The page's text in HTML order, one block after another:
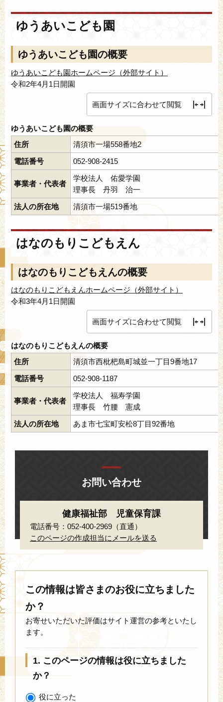
ゆうあいこども園
ゆうあいこども園の概要
ゆうあいこども園ホームページ（外部サイト）
令和2年4月1日開園
画面サイズに合わせて閲覧
ゆうあいこども園の概要
住所
清須市一場558番地2
電話番号
052-908-2415
事業者・代表者
学校法人 佑愛学園
理事長 丹羽 治一
法人の所在地
清須市一場519番地
はなのもりこどもえん
はなのもりこどもえんの概要
はなのもりこどもえんホームページ（外部サイト）
令和3年4月1日開園
画面サイズに合わせて閲覧
はなのもりこどもえんの概要
住所
清須市西枇杷島町城並一丁目9番地17
電話番号
052-908-1187
事業者・代表者
学校法人 福寿学園
理事長 竹腰 憲成
法人の所在地
あま市七宝町安松8丁目92番地
お問い合わせ
健康福祉部 児童保育課
電話番号：052-400-2969（直通）
このページの作成担当にメールを送る
この情報は皆さまのお役に立ちました
か？
お寄せいただいた評価はサイト運営の参考といたし
ます。
1. このページの情報は役に立ちました
か？
役に立った